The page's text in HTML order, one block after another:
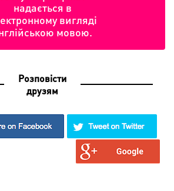
надається в
вигляді
мовою.
Розповісти
друзям